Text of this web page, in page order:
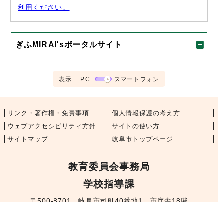
利用ください。
ぎふMIRAI'sポータルサイト
表示 PC スマートフォン
リンク・著作権・免責事項
個人情報保護の考え方
ウェブアクセシビリティ方針
サイトの使い方
サイトマップ
岐阜市トップページ
教育委員会事務局
学校指導課